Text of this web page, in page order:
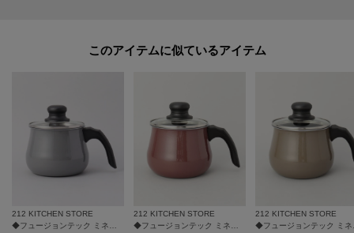
このアイテムに似ているアイテム
212 KITCHEN STORE
212 KITCHEN STORE
212 KITCHEN STORE